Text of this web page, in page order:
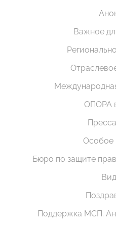
Важное
ОПОРА
Особое
Бюро по защите
Поддержка МСП.